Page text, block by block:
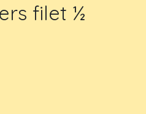
filet ½